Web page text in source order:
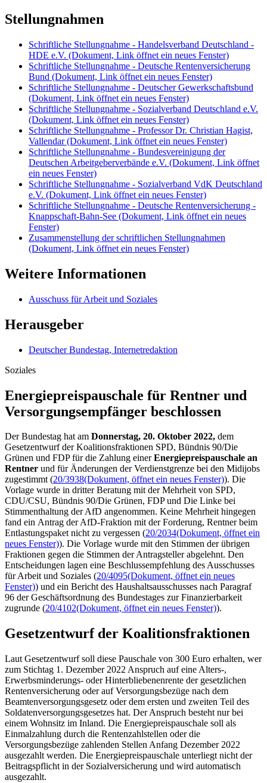
Stellungnahmen
Schriftliche Stellungnahme - Handelsverband Deutschland -
HDE e.V. (Dokument, Link öffnet ein neues Fenster)
Schriftliche Stellungnahme - Deutsche Rentenversicherung
Bund (Dokument, Link öffnet ein neues Fenster)
Schriftliche Stellungnahme - Deutscher Gewerkschaftsbund
(Dokument, Link öffnet ein neues Fenster)
Schriftliche Stellungnahme - Sozialverband Deutschland e.V.
(Dokument, Link öffnet ein neues Fenster)
Schriftliche Stellungnahme - Professor Dr. Christian Hagist,
Vallendar(Dokument, Link öffnet ein neues Fenster)
Schriftliche Stellungnahme - Bundesvereinigung der
Deutschen Arbeitgeberverbände e.V. (Dokument, Link öffnet
ein neues Fenster)
Schriftliche Stellungnahme - Sozialverband VdK Deutschland
e.V. (Dokument, Link öffnet ein neues Fenster)
Schriftliche Stellungnahme - Deutsche Rentenversicherung -
Knappschaft-Bahn-See (Dokument, Link öffnet ein neues
Fenster)
Zusammenstellung der schriftlichen Stellungnahmen
(Dokument, Link öffnet ein neues Fenster)
Weitere Informationen
Ausschuss für Arbeit und Soziales
Herausgeber
Deutscher Bundestag, Internetredaktion
Soziales
Energiepreispauschale für Rentner und
Versorgungs­empfänger beschlossen
Der Bundestag hat am Donnerstag, 20. Oktober 2022, dem
Gesetzentwurf der Koalitionsfraktionen SPD, Bündnis 90/Die
Grünen und FDP für die Zahlung einerEnergiepreispauschale an
Rentner und für Änderungen der Verdienstgrenze bei den Midijobs
zugestimmt (20/3938(Dokument, öffnet ein neues Fenster)). Die
Vorlage wurde in dritter Beratung mit der Mehrheit von SPD,
CDU/CSU, Bündnis 90/Die Grünen, FDP und Die Linke bei
Stimmenthaltung der AfD angenommen. Keine Mehrheit hingegen
fand ein Antrag der AfD-Fraktion mit der Forderung, Rentner beim
Entlastungspaket nicht zu vergessen (20/2034(Dokument, öffnet ein
neues Fenster)). Die Vorlage wurde mit den Stimmen der übrigen
Fraktionen gegen die Stimmen der Antragsteller abgelehnt. Den
Entscheidungen lagen eine Beschlussempfehlung des Ausschusses
für Arbeit und Soziales (20/4095(Dokument, öffnet ein neues
Fenster)) und ein Bericht des Haushaltsausschusses nach Paragraf
96 der Geschäftsordnung des Bundestages zur Finanzierbarkeit
zugrunde (20/4102(Dokument, öffnet ein neues Fenster)).
Gesetzentwurf der Koalitionsfraktionen
Laut Gesetzentwurf soll diese Pauschale von 300 Euro erhalten, wer
zum Stichtag 1. Dezember 2022 Anspruch auf eine Alters-,
Erwerbsminderungs- oder Hinterbliebenenrente der gesetzlichen
Rentenversicherung oder auf Versorgungsbezüge nach dem
Beamtenversorgungsgesetz oder dem ersten und zweiten Teil des
Soldatenversorgungsgesetzes hat. Der Anspruch besteht nur bei
einem Wohnsitz im Inland. Die Energiepreispauschale soll als
Einmalzahlung durch die Rentenzahlstellen oder die
Versorgungsbezüge zahlenden Stellen Anfang Dezember 2022
ausgezahlt werden. Die Energiepreispauschale unterliegt nicht der
Beitragspflicht in der Sozialversicherung und wird automatisch
ausgezahlt.